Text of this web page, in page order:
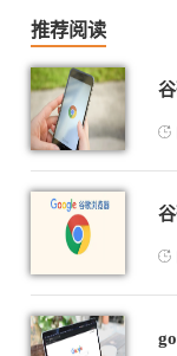
推荐阅读